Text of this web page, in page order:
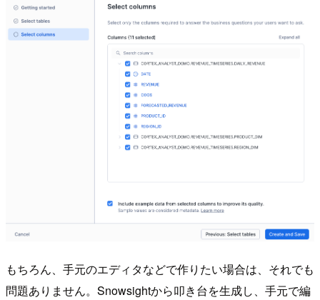
もちろん、手元のエディタなどで作りたい場合は、それでも
問題ありません。Snowsightから叩き台を生成し、手元で編